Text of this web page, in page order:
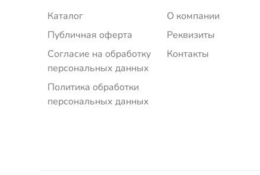
Каталог
Публичная оферта
Согласие на обработку
персональных данных
Политика обработки
персональных данных
О компании
Реквизиты
Контакты